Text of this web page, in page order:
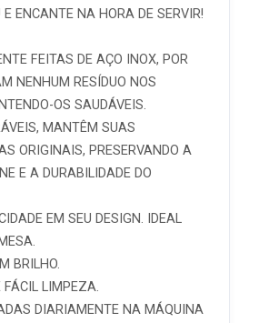
ENCANTE NA HORA DE SERVIR!
FEITAS DE AÇO INOX, POR
NENHUM RESÍDUO NOS
OS SAUDÁVEIS.
MANTÊM SUAS
ORIGINAIS, PRESERVANDO A
E A DURABILIDADE DO
EM SEU DESIGN. IDEAL
BRILHO.
FÁCIL LIMPEZA.
DIARIAMENTE NA MÁQUINA